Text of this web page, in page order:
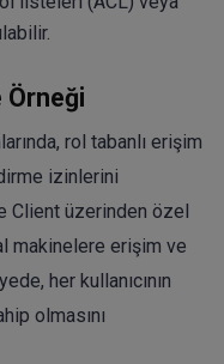
Örneği
rol tabanlı erişim
izinlerini
Client üzerinden özel
makinelere erişim ve
her kullanıcının
olmasını